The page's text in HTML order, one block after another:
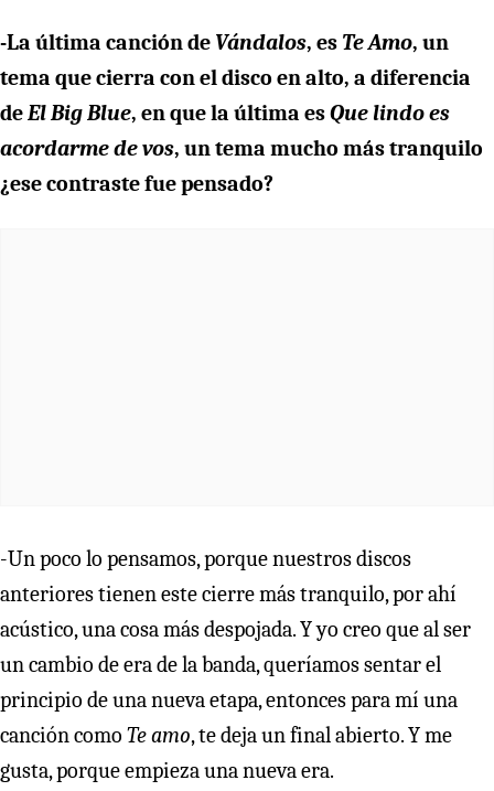
-La última canción de Vándalos, es Te Amo, un
tema que cierra con el disco en alto, a diferencia
de El Big Blue, en que la última esQue lindo es
acordarme de vos, un tema mucho más tranquilo
¿ese contraste fue pensado?
-Un poco lo pensamos, porque nuestros discos
anteriores tienen este cierre más tranquilo, por ahí
acústico, una cosa más despojada. Y yo creo que al ser
un cambio de era de la banda, queríamos sentar el
principio de una nueva etapa, entonces para mí una
canción como Te amo, te deja un final abierto. Y me
gusta, porque empieza una nueva era.